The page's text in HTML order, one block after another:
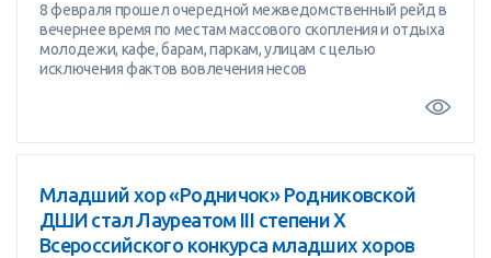
8 февраля прошел очередной межведомственный рейд в
вечернее время по местам массового скопления и отдыха
молодежи, кафе, барам, паркам, улицам с целью
исключения фактов вовлечения несов
Младший хор «Родничок» Родниковской
ДШИ стал Лауреатом III степени X
Всероссийского конкурса младших хоров